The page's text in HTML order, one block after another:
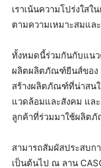
เราเน้นความโปร่งใส
ตามความเหมาะสมแล
ทั้งหมดนี้ร่วมกันกับแนว
ผลิตผลิตภัณฑ์ยีนส์ของ
สร้างผลิตภัณฑ์ที่น่าสน
แวดล้อมและสังคม แล
ลูกค้าที่ร่วมมาใช้ผลิตภั
สามารถสัมผัสประสบ
เป็นต้นไป ณ ลาน